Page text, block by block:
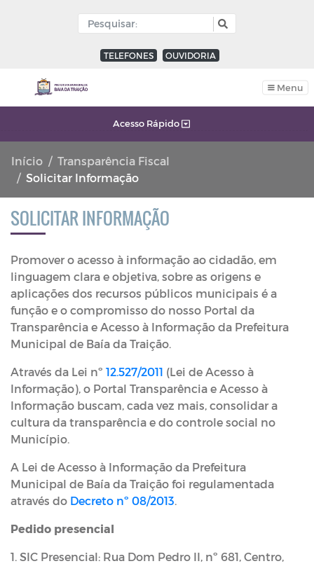
TELEFONES OUVIDORIA
Menu
Acesso Rápido
Início
Transparência Fiscal
Solicitar Informação
SOLICITAR INFORMAÇÃO
Promover o acesso à informação ao cidadão, em
linguagem clara e objetiva, sobre as origens e
aplicações dos recursos públicos municipais é a
função e o compromisso do nosso Portal da
Transparência e Acesso à Informação da Prefeitura
Municipal de Baía da Traição.
Através da Lei nº 12.527/2011 (Lei de Acesso à
Informação), o Portal Transparência e Acesso à
Informação buscam, cada vez mais, consolidar a
cultura da transparência e do controle social no
Município.
A Lei de Acesso à Informação da Prefeitura
Municipal de Baía da Traição foi regulamentada
através do Decreto nº 08/2013.
Pedido presencial
1. SIC Presencial: Rua Dom Pedro II, nº 681, Centro,